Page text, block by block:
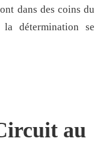
dans des coins du
détermination se
au